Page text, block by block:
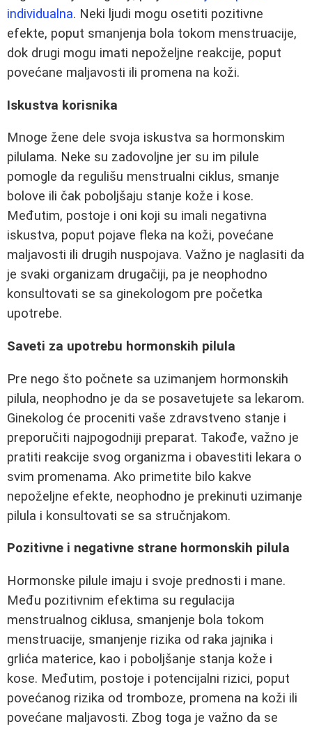
individualna. Neki ljudi mogu osetiti pozitivne
efekte, poput smanjenja bola tokom menstruacije,
dok drugi mogu imati nepoželjne reakcije, poput
povećane maljavosti ili promena na koži.
Iskustva korisnika
Mnoge žene dele svoja iskustva sa hormonskim
pilulama. Neke su zadovoljne jer su im pilule
pomogle da regulišu menstrualni ciklus, smanje
bolove ili čak poboljšaju stanje kože i kose.
Međutim, postoje i oni koji su imali negativna
iskustva, poput pojave fleka na koži, povećane
maljavosti ili drugih nuspojava. Važno je naglasiti da
je svaki organizam drugačiji, pa je neophodno
konsultovati se sa ginekologom pre početka
upotrebe.
Saveti za upotrebu hormonskih pilula
Pre nego što počnete sa uzimanjem hormonskih
pilula, neophodno je da se posavetujete sa lekarom.
Ginekolog će proceniti vaše zdravstveno stanje i
preporučiti najpogodniji preparat. Takođe, važno je
pratiti reakcije svog organizma i obavestiti lekara o
svim promenama. Ako primetite bilo kakve
nepoželjne efekte, neophodno je prekinuti uzimanje
pilula i konsultovati se sa stručnjakom.
Pozitivne i negativne strane hormonskih pilula
Hormonske pilule imaju i svoje prednosti i mane.
Među pozitivnim efektima su regulacija
menstrualnog ciklusa, smanjenje bola tokom
menstruacije, smanjenje rizika od raka jajnika i
grlića materice, kao i poboljšanje stanja kože i
kose. Međutim, postoje i potencijalni rizici, poput
povećanog rizika od tromboze, promena na koži ili
povećane maljavosti. Zbog toga je važno da se